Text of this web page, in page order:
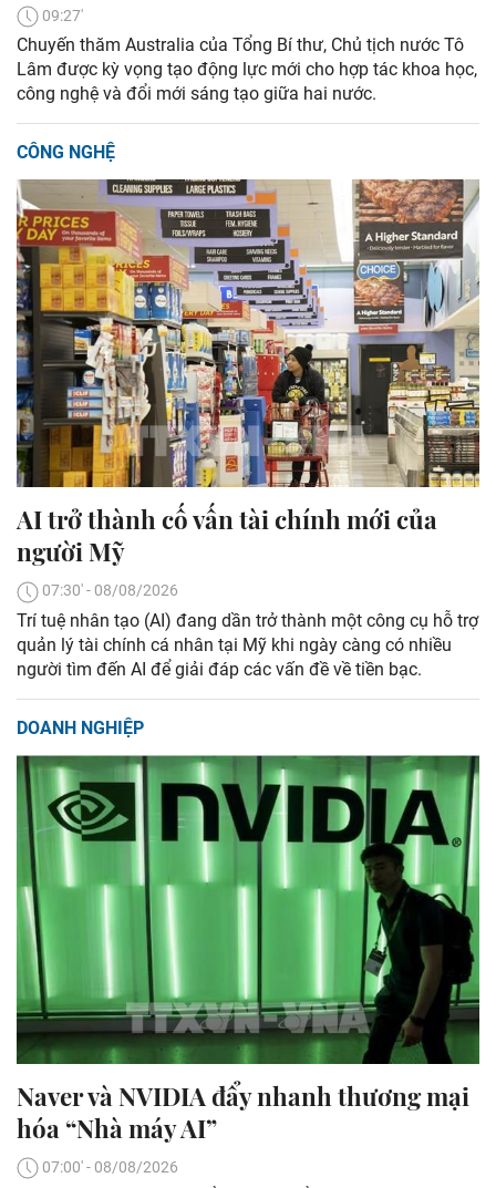
09:27'
Chuyến thăm Australia của Tổng Bí thư, Chủ tịch nước Tô
Lâm được kỳ vọng tạo động lực mới cho hợp tác khoa học,
công nghệ và đổi mới sáng tạo giữa hai nước.
CÔNG NGHỆ
AI trở thành cố vấn tài chính mới của
người Mỹ
07:30' - 08/08/2026
Trí tuệ nhân tạo (AI) đang dần trở thành một công cụ hỗ trợ
quản lý tài chính cá nhân tại Mỹ khi ngày càng có nhiều
người tìm đến AI để giải đáp các vấn đề về tiền bạc.
DOANH NGHIỆP
Naver và NVIDIA đẩy nhanh thương mại
hóa “Nhà máy AI”
07:00' - 08/08/2026